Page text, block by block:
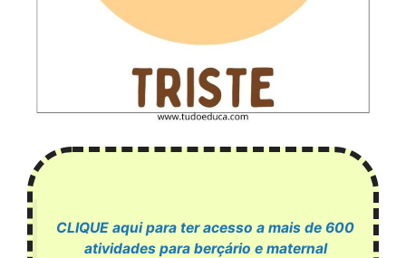
CLIQUE aqui para ter acesso a mais de 600
atividades para berçário e maternal